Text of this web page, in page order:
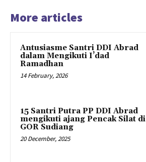
More articles
Antusiasme Santri DDI Abrad
dalam Mengikuti I’dad
Ramadhan
14 February, 2026
15 Santri Putra PP DDI Abrad
mengikuti ajang Pencak Silat di
GOR Sudiang
20 December, 2025